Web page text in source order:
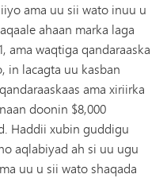
ama uu sii wato inuu u
ahaan marka laga
ama waqtiga qandaraaska
in lacagta uu kasban
ama xiriirka
doonin $8,000
Haddii xubin guddigu
aqlabiyad ah si uu ugu
uu u sii wato shaqada